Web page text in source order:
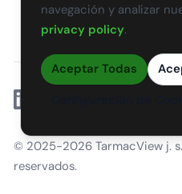
CS DE
Linkedin
© 2025-2026 TarmacView j.
reservados.
navegación y analizar
privacy policy.
Aceptar Todas